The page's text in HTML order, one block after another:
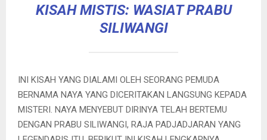
KISAH MISTIS: WASIAT PRABU
SILIWANGI
INI KISAH YANG DIALAMI OLEH SEORANG PEMUDA
BERNAMA NAYA YANG DICERITAKAN LANGSUNG KEPADA
MISTERI. NAYA MENYEBUT DIRINYA TELAH BERTEMU
DENGAN PRABU SILIWANGI, RAJA PADJADJARAN YANG